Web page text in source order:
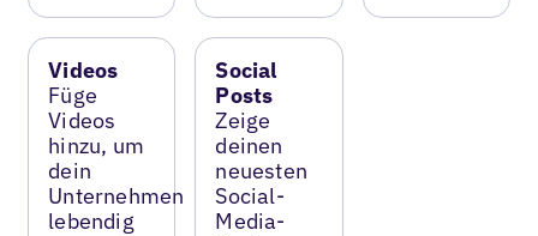
Videos
Füge
Videos
hinzu, um
dein
Unternehmen
lebendig
Social
Posts
Zeige
deinen
neuesten
Social-
Media-